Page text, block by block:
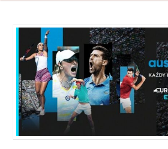
O STRONIE
KONTAKT